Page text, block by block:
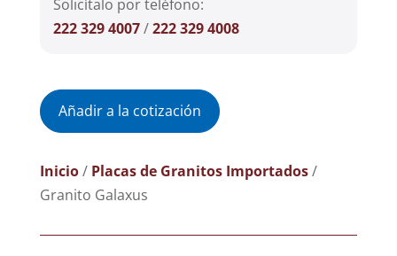
Solicítalo por teléfono:
222 329 4007/222 329 4008
Añadir a la cotización
Inicio/ Placas de Granitos Importados/
Granito Galaxus